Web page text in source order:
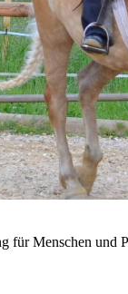
für Menschen und